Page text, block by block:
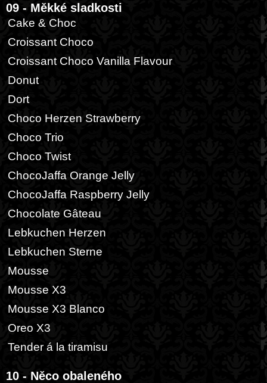
09 - Měkké sladkosti
Cake & Choc
Croissant Choco
Croissant Choco Vanilla Flavour
Donut
Dort
Choco Herzen Strawberry
Choco Trio
Choco Twist
ChocoJaffa Orange Jelly
ChocoJaffa Raspberry Jelly
Chocolate Gâteau
Lebkuchen Herzen
Lebkuchen Sterne
Mousse
Mousse X3
Mousse X3 Blanco
Oreo X3
Tender á la tiramisu
10 - Něco obaleného